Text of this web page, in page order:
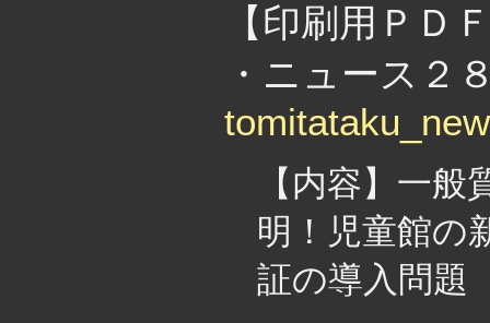
【印刷用ＰＤ
・ニュース
【内容】一
明！児童館
証の導入問